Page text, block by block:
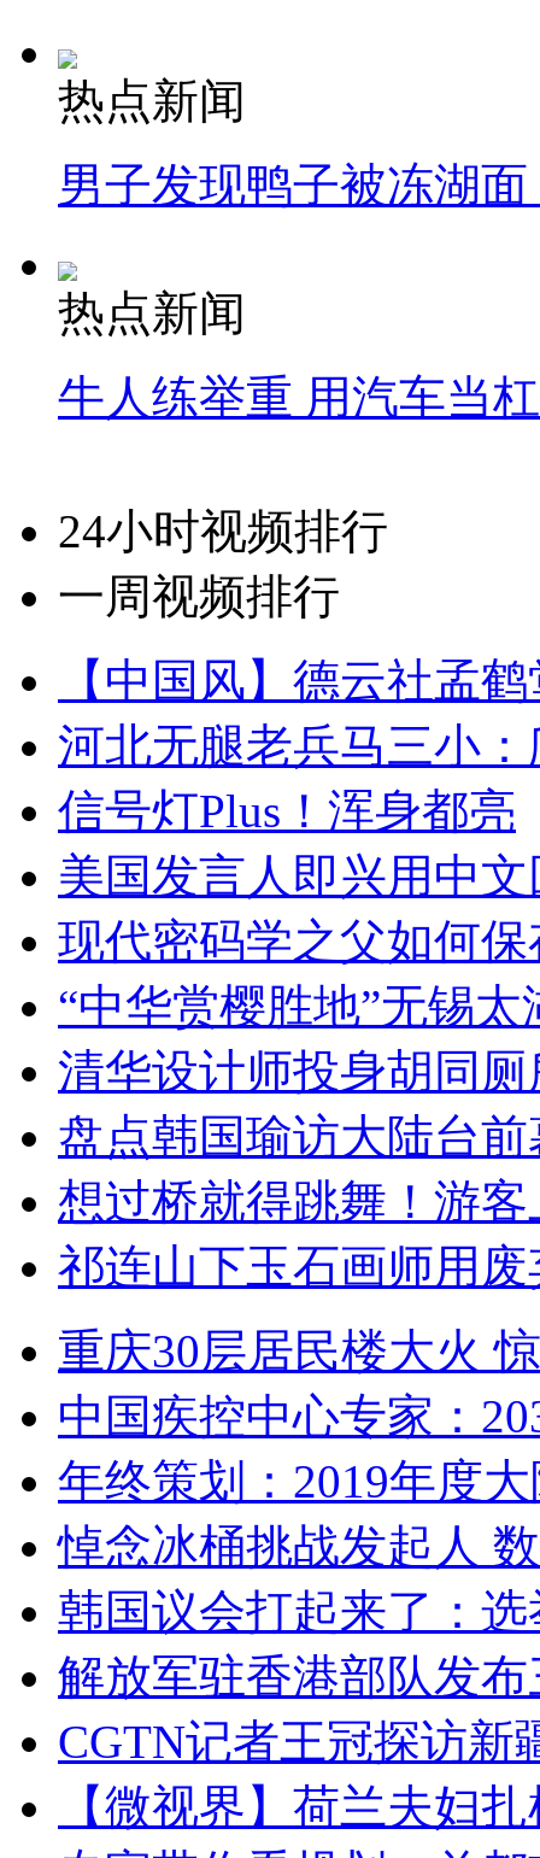
热点新闻
男子发现鸭子被冻湖
热点新闻
牛人练举重 用汽车当
24小时视频排行
一周视频排行
【中国风】德云社孟
河北无腿老兵马三小
信号灯Plus！浑身都亮
美国发言人即兴用中
现代密码学之父如何
“中华赏樱胜地”无锡
清华设计师投身胡同
盘点韩国瑜访大陆台
想过桥就得跳舞！游客
祁连山下玉石画师用
重庆30层居民楼大火
中国疾控中心专家：
年终策划：2019年度
悼念冰桶挑战发起人
韩国议会打起来了：
解放军驻香港部队发
CGTN记者王冠探访新
【微视界】荷兰夫妇